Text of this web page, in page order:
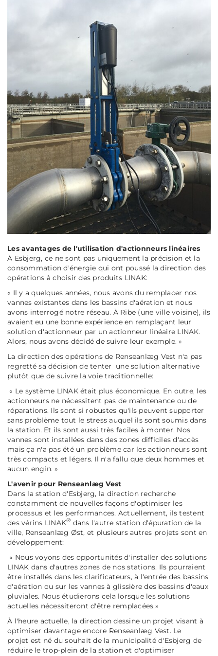
Les avantages de l'utilisation d'actionneurs linéaires
À Esbjerg, ce ne sont pas uniquement la précision et la
consommation d'énergie qui ont poussé la direction des
opérations à choisir des produits LINAK:
« Il y a quelques années, nous avons du remplacer nos
vannes existantes dans les bassins d'aération et nous
avons interrogé notre réseau. À Ribe (une ville voisine), ils
avaient eu une bonne expérience en remplaçant leur
solution d'actionneur par un actionneur linéaire LINAK.
Alors, nous avons décidé de suivre leur exemple. »
La direction des opérations de Renseanlæg Vest n'a pas
regretté sa décision de tenter une solution alternative
plutôt que de suivre la voie traditionnelle:
« Le système LINAK était plus économique. En outre, les
actionneurs ne nécessitent pas de maintenance ou de
réparations. Ils sont si robustes qu'ils peuvent supporter
sans problème tout le stress auquel ils sont soumis dans
la station. Et ils sont aussi très faciles à monter. Nos
vannes sont installées dans des zones difficiles d'accès
mais ça n'a pas été un problème car les actionneurs sont
très compacts et légers. Il n'a fallu que deux hommes et
aucun engin. »
L'avenir pour Renseanlæg Vest
Dans la station d'Esbjerg, la direction recherche
constamment de nouvelles façons d'optimiser les
processus et les performances. Actuellement, ils testent
des vérins LINAK® dans l'autre station d'épuration de la
ville, Renseanlæg Øst, et plusieurs autres projets sont en
développement:
« Nous voyons des opportunités d'installer des solutions
LINAK dans d'autres zones de nos stations. Ils pourraient
être installés dans les clarificateurs, à l'entrée des bassins
d'aération ou sur les vannes à glissière des bassins d'eaux
pluviales. Nous étudierons cela lorsque les solutions
actuelles nécessiteront d'être remplacées.»
À l'heure actuelle, la direction dessine un projet visant à
optimiser davantage encore Renseanlæg Vest. Le
projet est né du souhait de la municipalité d'Esbjerg de
réduire le trop-plein de la station et d'optimiser